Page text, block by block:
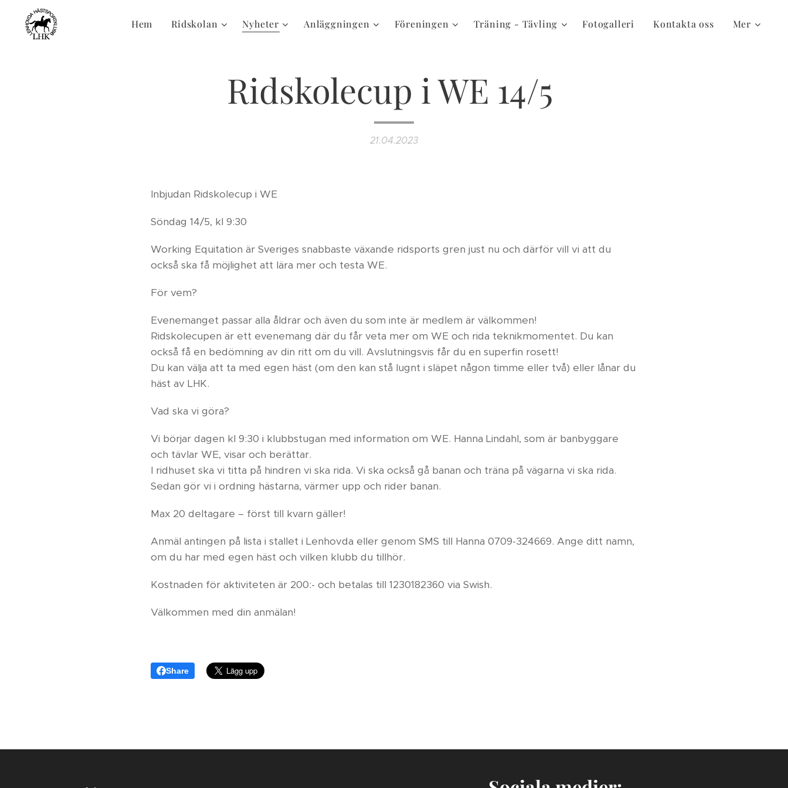
Hem Ridskolan Nyheter Anläggningen Föreningen Träning - Tävling Fotogalleri Kontakta oss Mer
Ridskolecup i WE 14/5
21.04.2023
Inbjudan Ridskolecup i WE
Söndag 14/5, kl 9:30
Working Equitation är Sveriges snabbaste växande ridsports gren just nu och därför vill vi att du
också ska få möjlighet att lära mer och testa WE.
För vem?
Evenemanget passar alla åldrar och även du som inte är medlem är välkommen!
Ridskolecupen är ett evenemang där du får veta mer om WE och rida teknikmomentet. Du kan
också få en bedömning av din ritt om du vill. Avslutningsvis får du en superfin rosett!
Du kan välja att ta med egen häst (om den kan stå lugnt i släpet någon timme eller två) eller lånar du
häst av LHK.
Vad ska vi göra?
Vi börjar dagen kl 9:30 i klubbstugan med information om WE. Hanna Lindahl, som är banbyggare
och tävlar WE, visar och berättar.
I ridhuset ska vi titta på hindren vi ska rida. Vi ska också gå banan och träna på vägarna vi ska rida.
Sedan gör vi i ordning hästarna, värmer upp och rider banan.
Max 20 deltagare – först till kvarn gäller!
Anmäl antingen på lista i stallet i Lenhovda eller genom SMS till Hanna 0709-324669. Ange ditt namn,
om du har med egen häst och vilken klubb du tillhör.
Kostnaden för aktiviteten är 200:- och betalas till 1230182360 via Swish.
Välkommen med din anmälan!
Share